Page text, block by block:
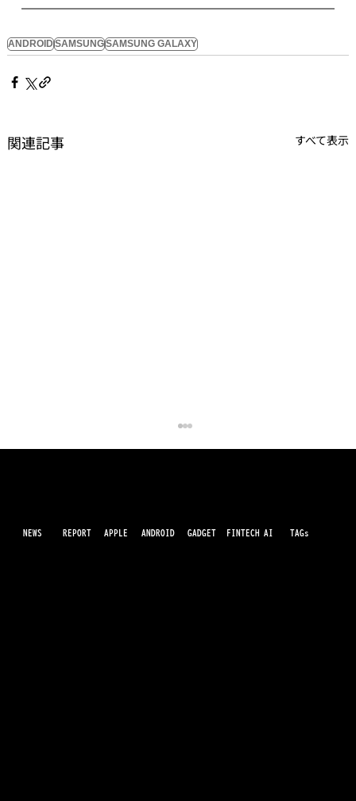
ANDROIDSAMSUNGSAMSUNG GALAXY
関連記事 すべて表示
NEWS REPORT APPLE ANDROID GADGET FINTECH AI TAGs